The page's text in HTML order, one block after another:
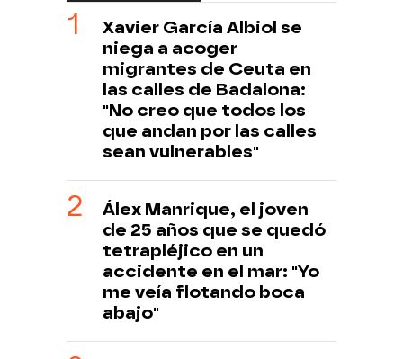
Xavier García Albiol se
niega a acoger
migrantes de Ceuta en
las calles de Badalona:
"No creo que todos los
que andan por las calles
sean vulnerables"
Álex Manrique, el joven
de 25 años que se quedó
tetrapléjico en un
accidente en el mar: "Yo
me veía flotando boca
abajo"